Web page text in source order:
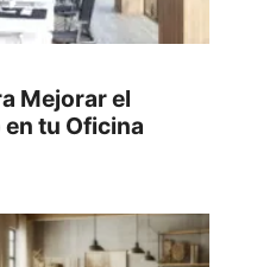
Mejorar el
tu Oficina